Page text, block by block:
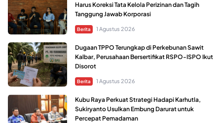
Harus Koreksi Tata Kelola Perizinan dan Tagih
Tanggung Jawab Korporasi
Berita 1 Agustus 2026
Dugaan TPPO Terungkap di Perkebunan Sawit
Kalbar, Perusahaan Bersertifikat RSPO-ISPO Ikut
Disorot
Berita 1 Agustus 2026
Kubu Raya Perkuat Strategi Hadapi Karhutla,
Sukiryanto Usulkan Embung Darurat untuk
Percepat Pemadaman